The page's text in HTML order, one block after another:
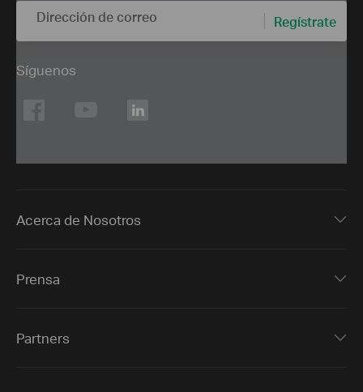
Dirección de correo Regístrate
Síguenos
Acerca de Nosotros
Prensa
Partners